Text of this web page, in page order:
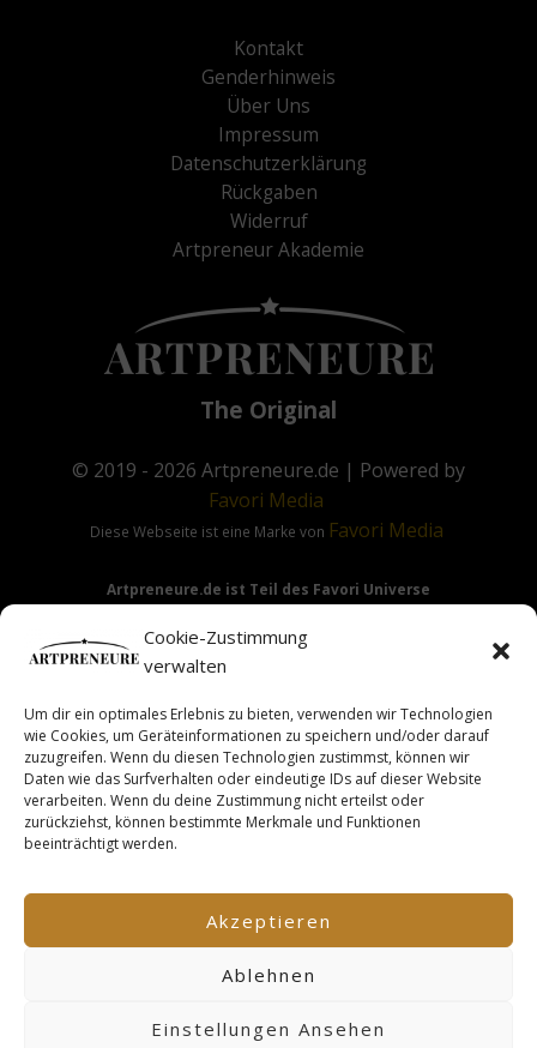
Cookie-Zustimmung
verwalten
Um dir ein optimales Erlebnis zu bieten, verwenden wir Technologien
wie Cookies, um Geräteinformationen zu speichern und/oder darauf
zuzugreifen. Wenn du diesen Technologien zustimmst, können wir
Daten wie das Surfverhalten oder eindeutige IDs auf dieser Website
verarbeiten. Wenn du deine Zustimmung nicht erteilst oder
zurückziehst, können bestimmte Merkmale und Funktionen
beeinträchtigt werden.
Akzeptieren
Ablehnen
Einstellungen Ansehen
Kontakt
Genderhinweis
Über Uns
Impressum
Datenschutzerklärung
Rückgaben
Widerruf
Artpreneur Akademie
The Original
© 2019 - 2026 Artpreneure.de | Powered by
Favori Media
Diese Webseite ist eine Marke von Favori Media
Artpreneure.de ist Teil des Favori Universe
Hinweis:Die Angebote & Inhalte dieser Seite richten sich
ausdrücklich nur an Gewerbetreibende & Unternehmer im
Sinne des §14 BGB.
Facebook TM Inc. Additionally, this site is NOT endorsed by
FacebookTM in any way. FACEBOOK TM is a trademark of
FACEBOOK TM, Inc.